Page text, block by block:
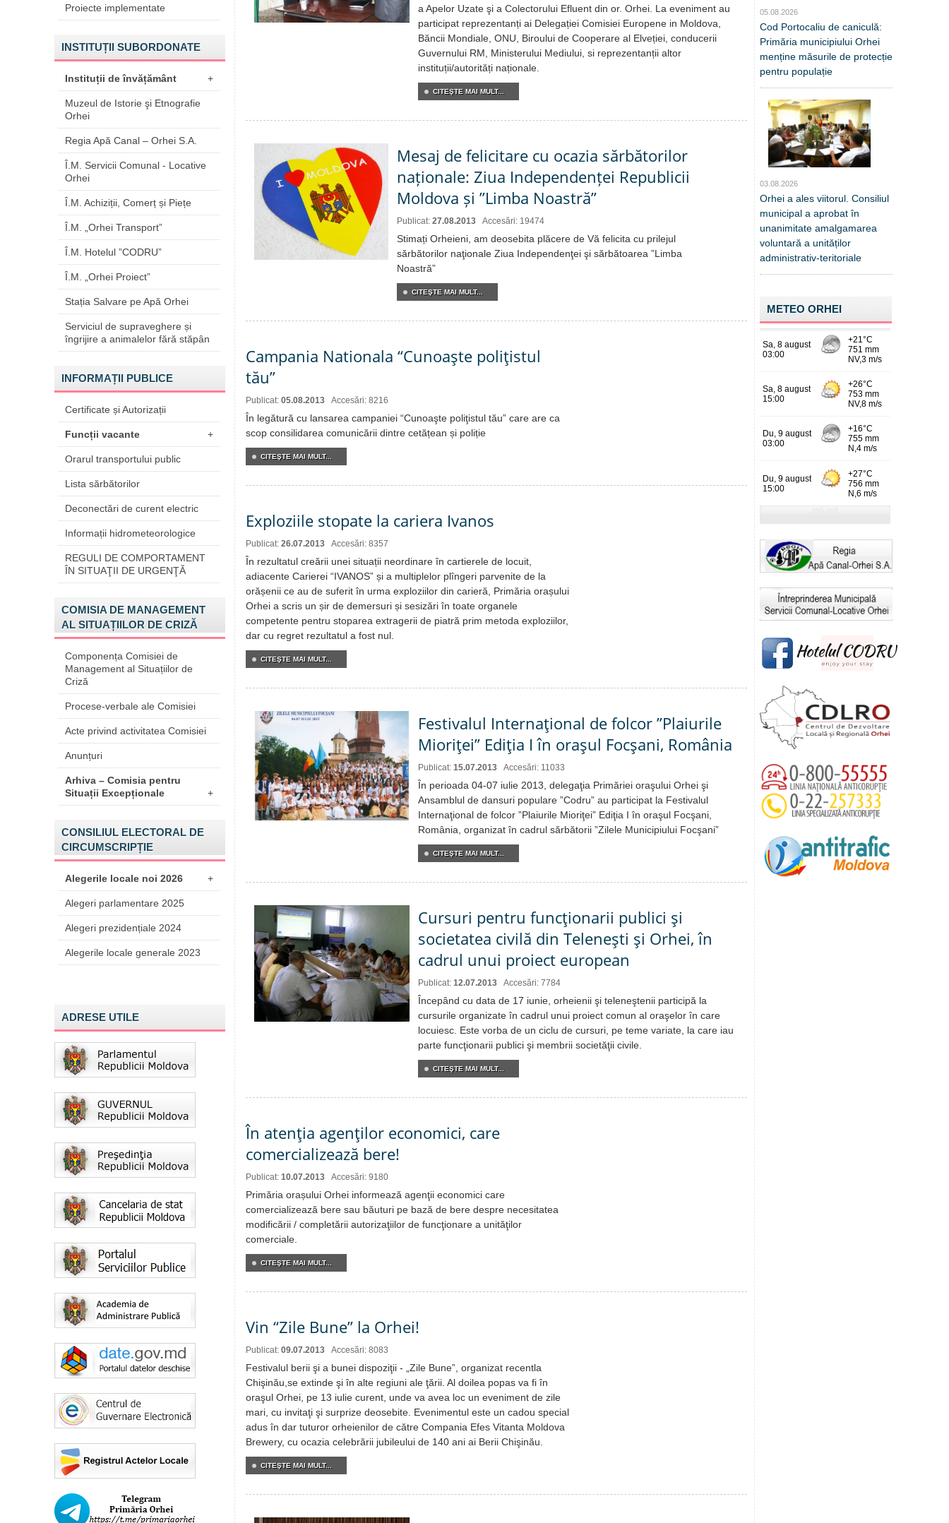
Proiecte implementate
INSTITUȚII SUBORDONATE
Instituții de învățământ +
Muzeul de Istorie şi Etnografie
Orhei
Regia Apă Canal – Orhei S.A.
Î.M. Servicii Comunal - Locative
Orhei
Î.M. Achiziții, Comerț și Piețe
Î.M. „Orhei Transport”
Î.M. Hotelul ”CODRU”
Î.M. „Orhei Proiect”
Stația Salvare pe Apă Orhei
Serviciul de supraveghere și
îngrijire a animalelor fără stăpân
INFORMAȚII PUBLICE
Certificate și Autorizații
Funcții vacante +
Orarul transportului public
Lista sărbătorilor
Deconectări de curent electric
Informații hidrometeorologice
REGULI DE COMPORTAMENT
ÎN SITUAŢII DE URGENŢĂ
COMISIA DE MANAGEMENT
AL SITUAȚIILOR DE CRIZĂ
Componența Comisiei de
Management al Situațiilor de
Criză
Procese-verbale ale Comisiei
Acte privind activitatea Comisiei
Anunțuri
Arhiva – Comisia pentru
Situații Excepționale
+
CONSILIUL ELECTORAL DE
CIRCUMSCRIPȚIE
Alegerile locale noi 2026 +
Alegeri parlamentare 2025
Alegeri prezidențiale 2024
Alegerile locale generale 2023
ADRESE UTILE
a Apelor Uzate şi a Colectorului Efluent din or. Orhei. La eveniment au
participat reprezentanți ai Delegației Comisiei Europene in Moldova,
Băncii Mondiale, ONU, Biroului de Cooperare al Elveției, conducerii
Guvernului RM, Ministerului Mediului, si reprezentanții altor
instituții/autorități naționale.
CITEŞTE MAI MULT...
Mesaj de felicitare cu ocazia sărbătorilor
naționale: Ziua Independenței Republicii
Moldova și ”Limba Noastră”
Publicat: 27.08.2013 Accesări: 19474
Stimați Orheieni, am deosebita plăcere de Vă felicita cu prilejul
sărbătorilor naţionale Ziua Independenţei şi sărbătoarea ”Limba
Noastră”
CITEŞTE MAI MULT...
Campania Nationala “Cunoaşte poliţistul
tău”
Publicat: 05.08.2013 Accesări: 8216
În legătură cu lansarea campaniei “Cunoaşte poliţistul tău” care are ca
scop consilidarea comunicării dintre cetățean și poliție
CITEŞTE MAI MULT...
Exploziile stopate la cariera Ivanos
Publicat: 26.07.2013 Accesări: 8357
În rezultatul creării unei situații neordinare în cartierele de locuit,
adiacente Carierei “IVANOS” și a multiplelor plîngeri parvenite de la
orășenii ce au de suferit în urma exploziilor din carieră, Primăria orașului
Orhei a scris un șir de demersuri și sesizări în toate organele
competente pentru stoparea extragerii de piatră prim metoda exploziilor,
dar cu regret rezultatul a fost nul.
CITEŞTE MAI MULT...
Festivalul Internaţional de folcor ”Plaiurile
Mioriţei” Ediţia I în oraşul Focşani, România
Publicat: 15.07.2013 Accesări: 11033
În perioada 04-07 iulie 2013, delegaţia Primăriei oraşului Orhei şi
Ansamblul de dansuri populare ”Codru” au participat la Festivalul
Internaţional de folcor ”Plaiurile Mioriţei” Ediţia I în oraşul Focşani,
România, organizat în cadrul sărbătorii ”Zilele Municipiului Focşani”
CITEŞTE MAI MULT...
Cursuri pentru funcţionarii publici şi
societatea civilă din Teleneşti şi Orhei, în
cadrul unui proiect european
Publicat: 12.07.2013 Accesări: 7784
Începând cu data de 17 iunie, orheienii şi teleneştenii participă la
cursurile organizate în cadrul unui proiect comun al oraşelor în care
locuiesc. Este vorba de un ciclu de cursuri, pe teme variate, la care iau
parte funcţionarii publici şi membrii societăţii civile.
CITEŞTE MAI MULT...
În atenţia agenţilor economici, care
comercializează bere!
Publicat: 10.07.2013 Accesări: 9180
Primăria orașului Orhei informează agenţii economici care
comercializează bere sau băuturi pe bază de bere despre necesitatea
modificării / completării autorizaţiilor de funcţionare a unităţilor
comerciale.
CITEŞTE MAI MULT...
Vin “Zile Bune” la Orhei!
Publicat: 09.07.2013 Accesări: 8083
Festivalul berii şi a bunei dispoziţii - „Zile Bune”, organizat recentla
Chişinău,se extinde şi în alte regiuni ale ţării. Al doilea popas va fi în
oraşul Orhei, pe 13 iulie curent, unde va avea loc un eveniment de zile
mari, cu invitaţi şi surprize deosebite. Evenimentul este un cadou special
adus în dar tuturor orheienilor de către Compania Efes Vitanta Moldova
Brewery, cu ocazia celebrării jubileului de 140 ani ai Berii Chişinău.
CITEŞTE MAI MULT...
05.08.2026
Cod Portocaliu de caniculă:
Primăria municipiului Orhei
menține măsurile de protecție
pentru populație
03.08.2026
Orhei a ales viitorul. Consiliul
municipal a aprobat în
unanimitate amalgamarea
voluntară a unităților
administrativ-teritoriale
METEO ORHEI